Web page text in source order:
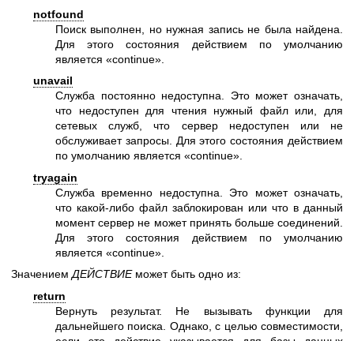
notfound
Поиск выполнен, но нужная запись не была найдена.
Для этого состояния действием по умолчанию
является «continue».
unavail
Служба постоянно недоступна. Это может означать,
что недоступен для чтения нужный файл или, для
сетевых служб, что сервер недоступен или не
обслуживает запросы. Для этого состояния действием
по умолчанию является «continue».
tryagain
Служба временно недоступна. Это может означать,
что какой-либо файл заблокирован или что в данный
момент сервер не может принять больше соединений.
Для этого состояния действием по умолчанию
является «continue».
Значением ДЕЙСТВИЕможет быть одно из:
return
Вернуть результат. Не вызывать функции для
дальнейшего поиска. Однако, с целью совместимости,